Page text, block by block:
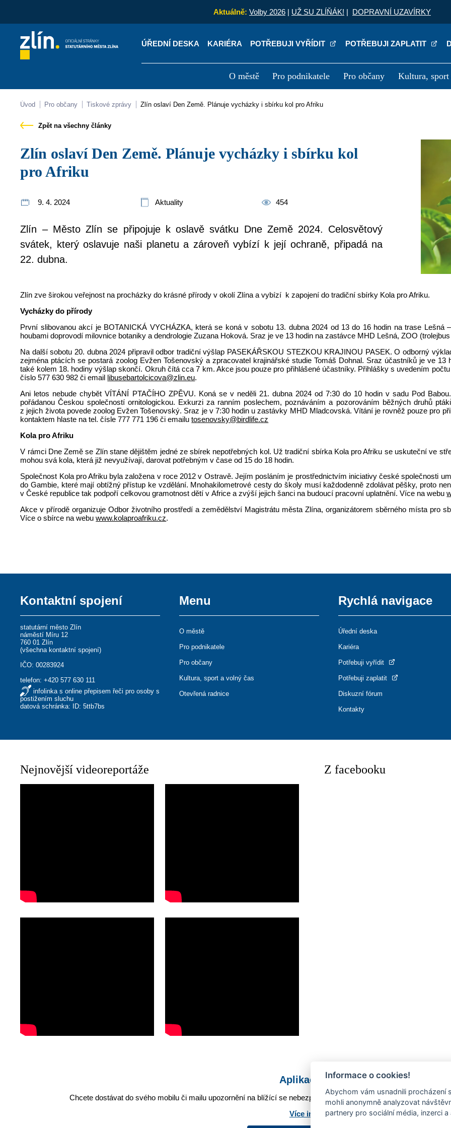
Aktuálně: Volby 2026 | UŽ SU ZLÍŇÁK! | DOPRAVNÍ UZAVÍRKY
ÚŘEDNÍ DESKA KARIÉRA POTŘEBUJI VYŘÍDIT POTŘEBUJI ZAPLATIT
O městě Pro podnikatele Pro občany Kultura, sport
Kontakty Úřední deska
Úvod Pro občany Tiskové zprávy Zlín oslaví Den Země. Plánuje vycházky i sbírku kol pro Afriku
Zpět na všechny články
Zlín oslaví Den Země. Plánuje vycházky i sbírku kol
pro Afriku
9. 4. 2024 Aktuality 454
Zlín – Město Zlín se připojuje k oslavě svátku Dne Země 2024. Celosvětový
svátek, který oslavuje naši planetu a zároveň vybízí k její ochraně, připadá na
22. dubna.
Zlín zve širokou veřejnost na procházky do krásné přírody v okolí Zlína a vybízí k zapojení do tradiční sbírky Kola pro Afriku.
Vycházky do přírody
První slibovanou akcí je BOTANICKÁ VYCHÁZKA, která se koná v sobotu 13. dubna 2024 od 13 do 16 hodin na trase
houbami doprovodí milovnice botaniky a dendrologie Zuzana Hoková. Sraz je ve 13 hodin na zastávce MHD Lešná, ZOO
Na další sobotu 20. dubna 2024 připravil odbor tradiční výšlap PASEKÁŘSKOU STEZKOU KRAJINOU PASEK. O odborný
zejména ptácích se postará zoolog Evžen Tošenovský a zpracovatel krajinářské studie Tomáš Dohnal. Sraz účastníků je ve
také kolem 18. hodiny výšlap skončí. Okruh čítá cca 7 km. Akce jsou pouze pro přihlášené účastníky. Přihlášky s uvedením
číslo 577 630 982 či email libusebartolcicova@zlin.eu.
Ani letos nebude chybět VÍTÁNÍ PTAČÍHO ZPĚVU. Koná se v neděli 21. dubna 2024 od 7:30 do 10 hodin v sadu Pod
pořádanou Českou společností ornitologickou. Exkurzi za ranním poslechem, poznáváním a pozorováním běžných druhů
z jejich života povede zoolog Evžen Tošenovský. Sraz je v 7:30 hodin u zastávky MHD Mladcovská. Vítání je rovněž pouze pro
kontaktem hlaste na tel. čísle 777 771 196 či emailutosenovsky@birdlife.cz
Kola pro Afriku
V rámci Dne Země se Zlín stane dějištěm jedné ze sbírek nepotřebných kol. Už tradiční sbírka Kola pro Afriku se uskuteční ve
mohou svá kola, která již nevyužívají, darovat potřebným v čase od 15 do 18 hodin.
Společnost Kola pro Afriku byla založena v roce 2012 v Ostravě. Jejím posláním je prostřednictvím iniciativy české společnosti
do Gambie, které mají obtížný přístup ke vzdělání. Mnohakilometrové cesty do školy musí každodenně zdolávat pěšky, proto
v České republice tak podpoří celkovou gramotnost dětí v Africe a zvýší jejich šanci na budoucí pracovní uplatnění. Více na webu
Akce v přírodě organizuje Odbor životního prostředí a zemědělství Magistrátu města Zlína, organizátorem sběrného místa pro
Více o sbírce na webuwww.kolaproafriku.cz.
Kontaktní spojení
statutární město Zlín
náměstí Míru 12
760 01 Zlín
(všechna kontaktní spojení)
IČO: 00283924
telefon:+420 577 630 111
infolinka s online přepisem řeči pro osoby s
postižením sluchu
datová schránka: ID: 5ttb7bs
Menu
O městě
Pro podnikatele
Pro občany
Kultura, sport a volný čas
Otevřená radnice
Rychlá navigace
Úřední deska
Kariéra
Potřebuji vyřídit
Potřebuji zaplatit
Diskuzní fórum
Kontakty
Nejnovější videoreportáže Z facebooku
Aplikace Mobilní rozhlas
Chcete dostávat do svého mobilu či mailu upozornění na blížící se nebezpečí, odstávky, poruchy a výpadky
Více informací o aplikaci
Informace o cookies!
Abychom vám usnadnili procházení
mohli anonymně analyzovat
partnery pro sociální média, inzerci a